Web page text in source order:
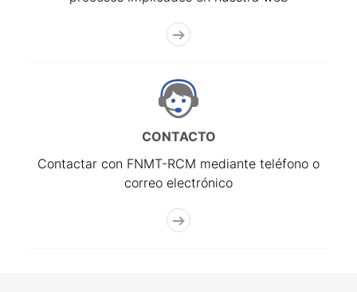
CONTACTO
Contactar con FNMT-RCM mediante teléfono o
correo electrónico